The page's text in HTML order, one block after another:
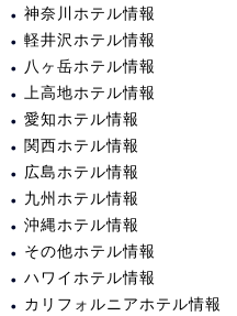
神奈川ホテル情報
軽井沢ホテル情報
八ヶ岳ホテル情報
上高地ホテル情報
愛知ホテル情報
関西ホテル情報
広島ホテル情報
九州ホテル情報
沖縄ホテル情報
その他ホテル情報
ハワイホテル情報
カリフォルニアホテル情報